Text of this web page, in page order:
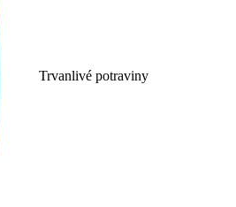
Trvanlivé potraviny